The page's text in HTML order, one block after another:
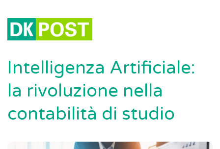
Intelligenza Artificiale:
la rivoluzione nella
contabilità di studio